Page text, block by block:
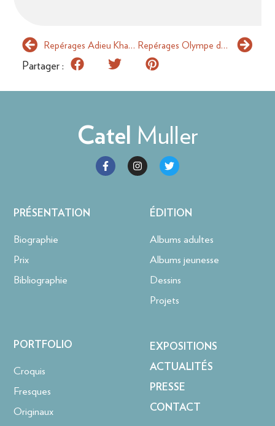
Repérages Adieu Kharkov Repérages Olympe de Gouges
Partager :
Catel Muller
PRÉSENTATION
Biographie
Prix
Bibliographie
ÉDITION
Albums adultes
Albums jeunesse
Dessins
Projets
PORTFOLIO
Croquis
Fresques
Originaux
EXPOSITIONS
ACTUALITÉS
PRESSE
CONTACT